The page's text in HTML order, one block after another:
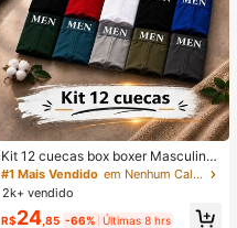
Kit 12 cuecas box boxer Masculinas
Premium Microfibra Confort Boxer o
u 4
#1 Mais Vendido
em Nenhum Calções de banho masculinos
2k+ vendido
R$24 ,85 -66% Últimas 8 hrs